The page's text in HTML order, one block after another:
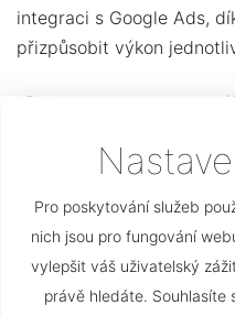
Pro poskytování služeb
nich jsou pro fungování
vylepšit váš uživatelský
právě hledáte. Souhlasíte
integraci s Google Ads,
přizpůsobit výkon
Co mi to
Jako hlavní přednost
možné statisticky měřit
aplikace z jednoho
skutečně umí, jejich
jednoduché. Zejména